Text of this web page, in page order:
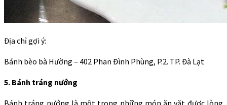
Địa chỉ gợi ý:
Bánh bèo bà Hường – 402 Phan Đình Phùng, P.2. TP. Đà Lạt
5. Bánh tráng nướng
Bánh tráng nướng là một trong những món ăn vặt được lòng